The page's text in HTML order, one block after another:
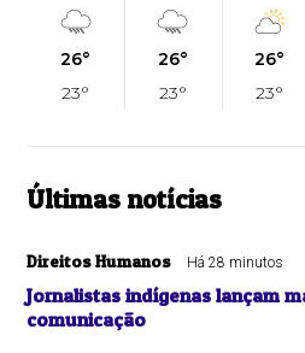
26°
23°
26°
23°
26°
23°
Últimas notícias
Direitos Humanos Há 28 minutos
Jornalistas indígenas lançam
comunicação